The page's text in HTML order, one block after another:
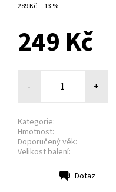
289 Kč –13 %
249 Kč
- +
Kategorie:
Hmotnost:
Doporučený věk:
Velikost balení:
Dotaz